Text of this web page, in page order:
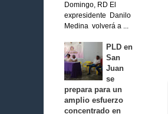
Domingo, RD El
expresidente Danilo
Medina volverá a ...
PLD en
San
Juan
se
prepara para un
amplio esfuerzo
concentrado en